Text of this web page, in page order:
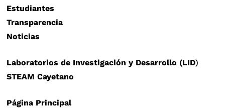
Estudiantes
Transparencia
Noticias
Laboratorios de Investigación y Desarrollo (LID)
STEAM Cayetano
Página Principal